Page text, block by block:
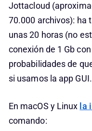
Jottacloud
70.000 archivos): ha
unas 20 horas (no
conexión de 1 Gb
probabilidades de
si usamos la app GUI.
En macOS y Linux la
comando: